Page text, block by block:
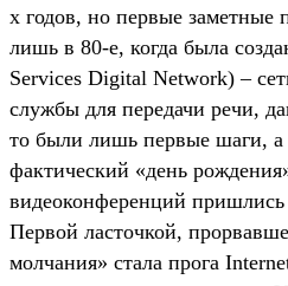
х годов, но первые заметные
лишь в 80-е, когда была
Services Digital Network) –
службы для передачи речи,
то были лишь первые шаги, а
фактический «день
видеоконференций
Первой ласточкой,
молчания» стала прога